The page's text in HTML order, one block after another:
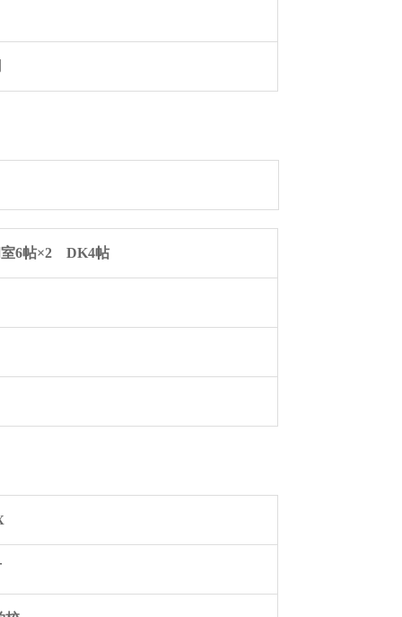
6帖×2 DK4帖